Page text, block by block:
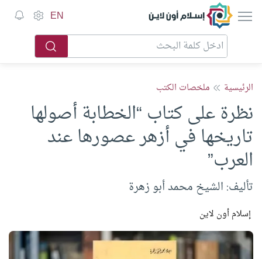
إسلام أون لاين EN
الرئيسية ملخصات الكتب
نظرة على كتاب “الخطابة أصولها
تاريخها في أزهر عصورها عند
العرب”
تأليف: الشيخ محمد أبو زهرة
إسلام أون لاين